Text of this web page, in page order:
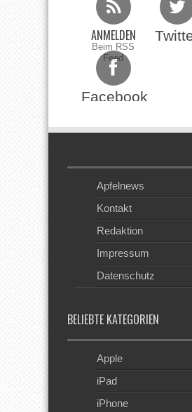
ANMELDEN
Beim RSS
Feed
Facebook
Apfelnews
Kontakt
Redaktion
Impressum
Datenschutz
BELIEBTE KATEGORIEN
Apple
iPad
iPhone